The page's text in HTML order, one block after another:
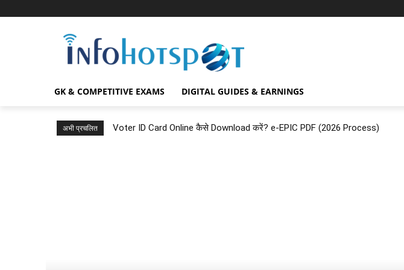
GK & COMPETITIVE EXAMS DIGITAL GUIDES & EARNINGS
अभी प्रचलित Voter ID Card Online कैसे Download करें? e-EPIC PDF (2026 Process)